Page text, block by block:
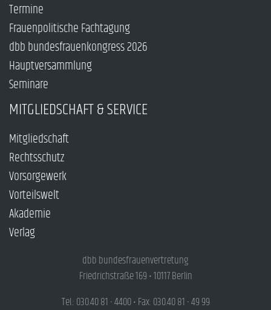
Termine
Frauenpolitische Fachtagung
dbb bundesfrauenkongress 2026
Hauptversammlung
Seminare
MITGLIEDSCHAFT & SERVICE
Mitgliedschaft
Rechtsschutz
Vorsorgewerk
Vorteilswelt
Akademie
Verlag
dbb bundesfrauenvertretung
Friedrichstraße 169 • 10117 Berlin
Tel.: 030.40 81 - 4400 • Fax: 030.40 81 - 49 99